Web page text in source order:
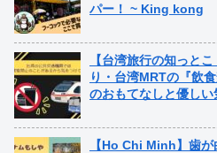
パー！ ~ King kong
【台湾旅行の知っと
り・台湾MRTの『飲
のおもてなしと優しい
【Ho Chi Minh】歯